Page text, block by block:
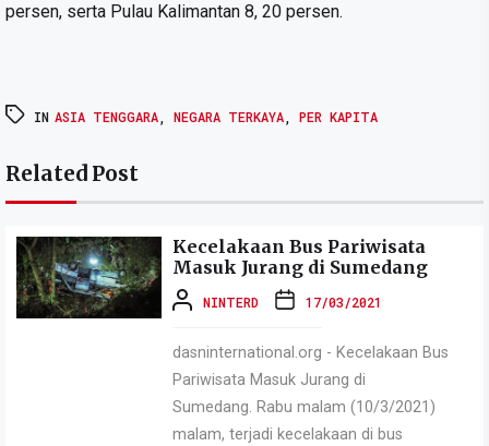
persen, serta Pulau Kalimantan 8, 20 persen.
IN ASIA TENGGARA, NEGARA TERKAYA, PER KAPITA
Related Post
Kecelakaan Bus Pariwisata
Masuk Jurang di Sumedang
NINTERD 17/03/2021
dasninternational.org - Kecelakaan Bus
Pariwisata Masuk Jurang di
Sumedang. Rabu malam (10/3/2021)
malam, terjadi kecelakaan di bus